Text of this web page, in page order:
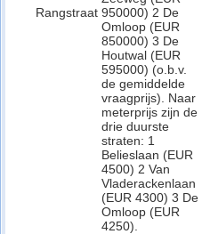
Rangstraat 950000) 2 De
Omloop (EUR
850000) 3 De
Houtwal (EUR
595000) (o.b.v.
de gemiddelde
vraagprijs). Naar
meterprijs zijn de
drie duurste
straten: 1
Belieslaan (EUR
4500) 2 Van
Vladerackenlaan
(EUR 4300) 3 De
Omloop (EUR
4250).